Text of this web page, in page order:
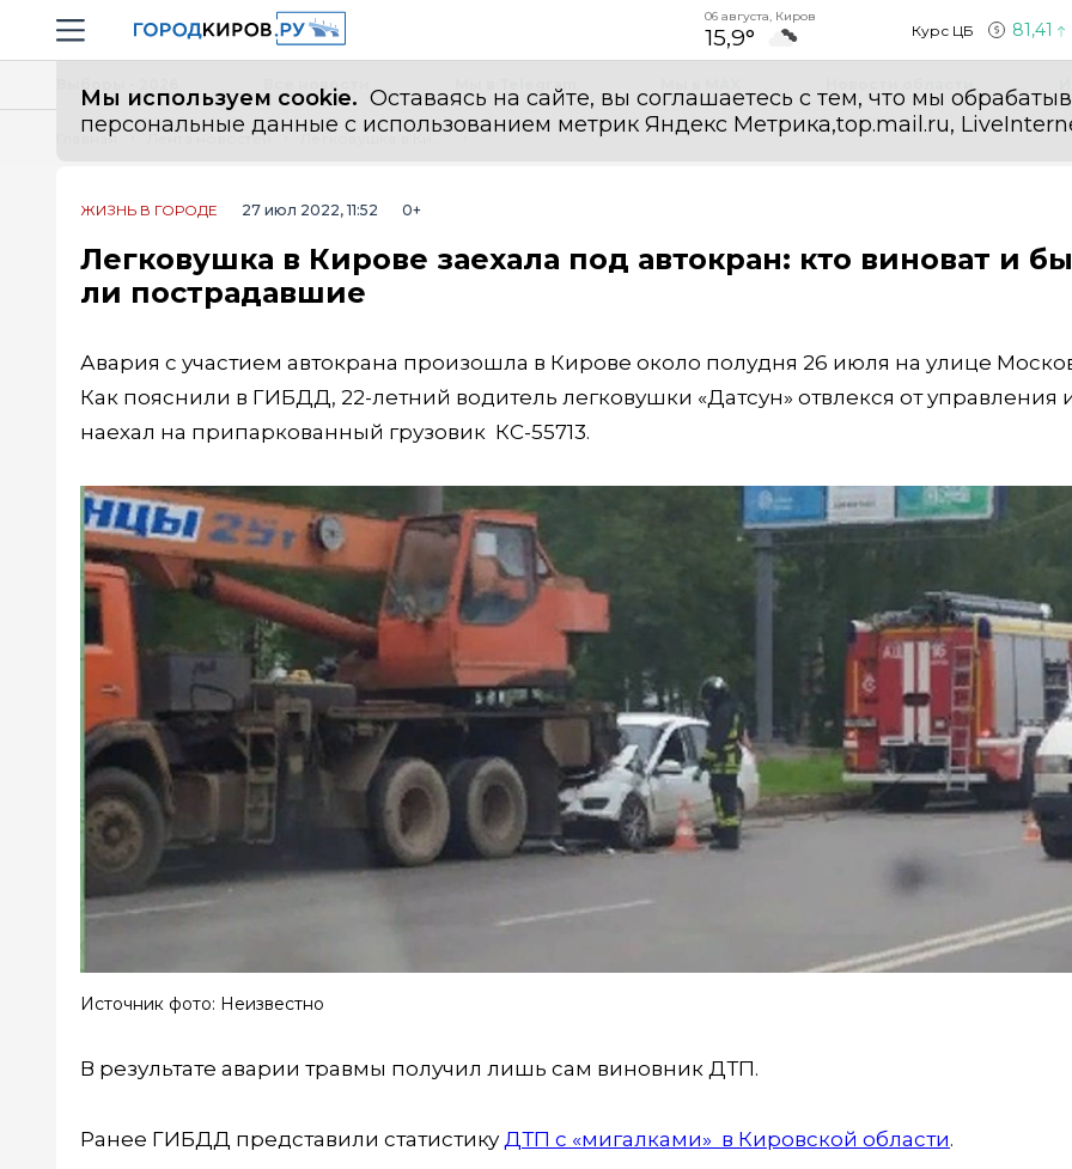
Навигация сайта
06 августа, Киров
15,9° Курс ЦБ 81,41
Мы используем cookie. Оставаясь на сайте, вы соглашаетесь с тем, что мы
персональные данные с использованием метрик Яндекс Метрика,top.mail.ru,
Все новости
Главная Лента новостей
ЖИЗНЬ В ГОРОДЕ 27 июл 2022, 11:52 0+
Легковушка в Кирове заехала под автокран: кто виноват и
ли пострадавшие
Авария с участием автокрана произошла в Кирове около полудня 26 июля на улице
Как пояснили в ГИБДД, 22-летний водитель легковушки «Датсун» отвлекся от управления
наехал на припаркованный грузовик КС-55713.
Источник фото: Неизвестно
В результате аварии травмы получил лишь сам виновник ДТП.
Ранее ГИБДД представили статистику ДТП с «мигалками» в Кировской области.